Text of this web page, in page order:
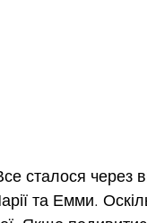
сталося через
та Емми.